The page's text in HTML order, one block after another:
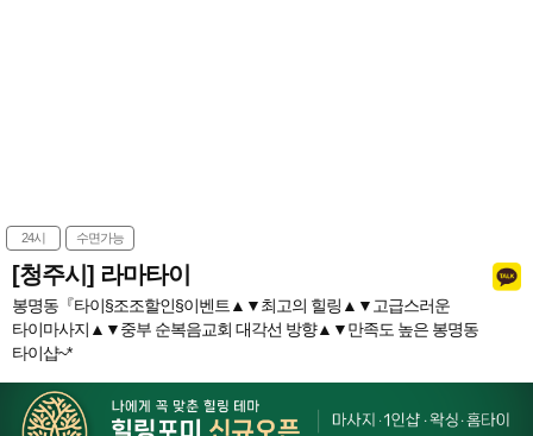
24시 수면가능
[청주시] 라마타이
봉명동『타이§조조할인§이벤트▲▼최고의 힐링▲▼고급스러운
타이마사지▲▼중부 순복음교회 대각선 방향▲▼만족도 높은 봉명동
타이샵~*